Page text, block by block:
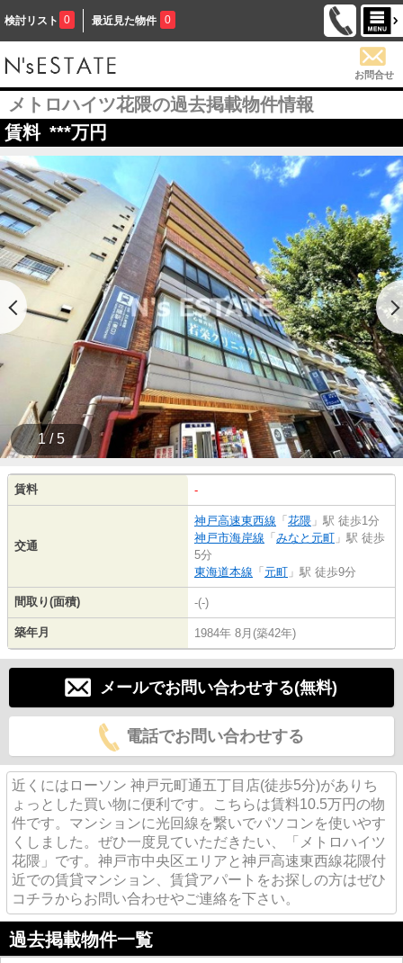
検討リスト 0 最近見た物件 0
お問合せ
メトロハイツ花隈の過去掲載物件情報
賃料 ***万円
1 / 5
賃料 -
交通
神戸高速東西線 「 花隈 」駅 徒歩1分
神戸市海岸線 「 みなと元町 」駅 徒歩
5分
東海道本線 「 元町 」駅 徒歩9分
間取り(面積) -(-)
築年月 1984年 8月(築42年)
メールでお問い合わせする(無料)
電話でお問い合わせする
近くにはローソン 神戸元町通五丁目店(徒歩5分)がありち
ょっとした買い物に便利です。こちらは賃料10.5万円の物
件です。マンションに光回線を繋いでパソコンを使いやす
くしました。ぜひ一度見ていただきたい、「メトロハイツ
花隈」です。神戸市中央区エリアと神戸高速東西線花隈付
近での賃貸マンション、賃貸アパートをお探しの方はぜひ
コチラからお問い合わせやご連絡を下さい。
過去掲載物件一覧